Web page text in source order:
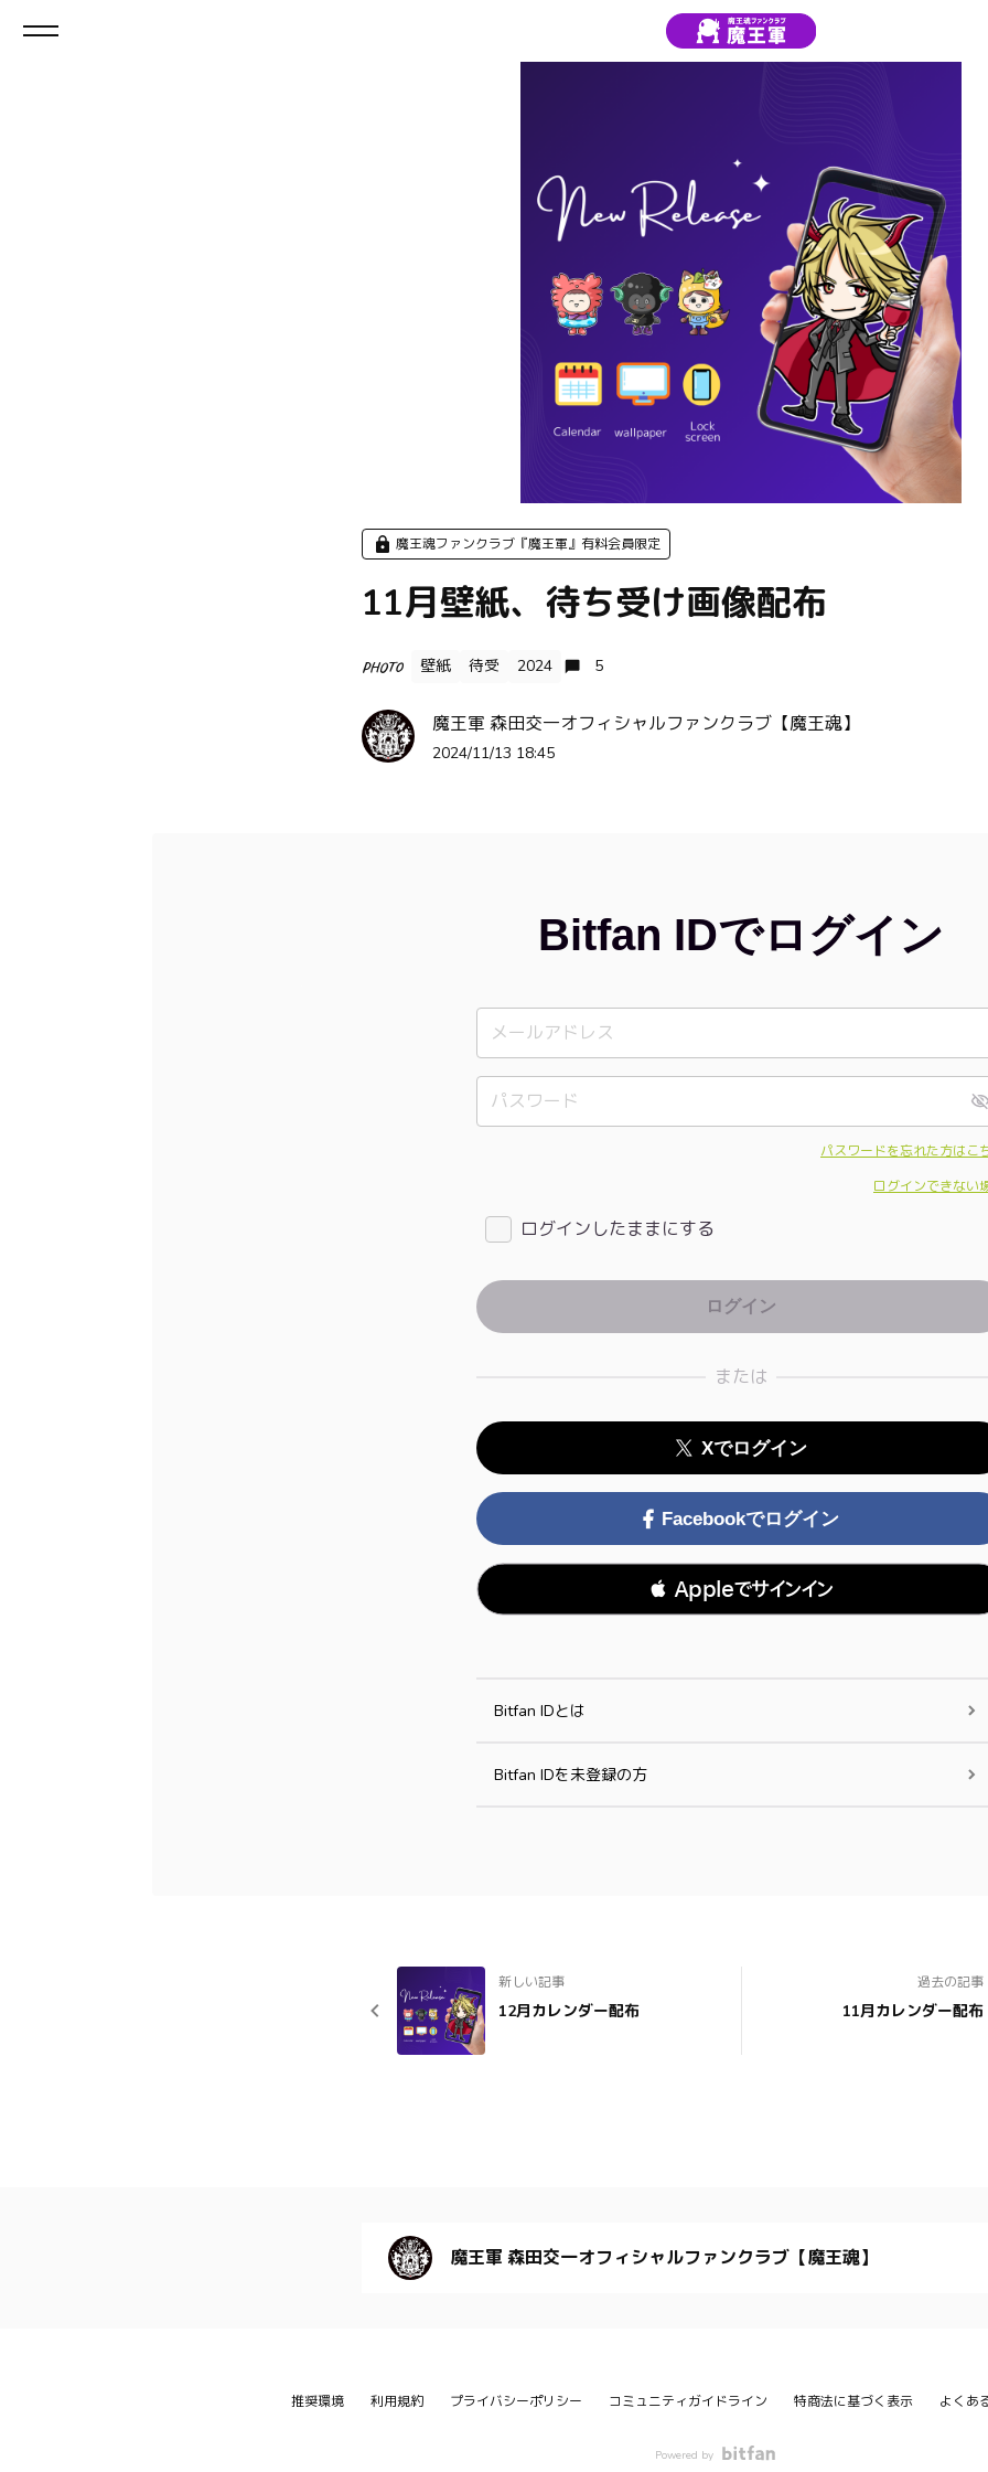
魔王魂ファンクラブ『魔王軍』有料会員限定
11月壁紙、待ち受け画像配布
PHOTO 壁紙 待受 2024 5
魔王軍 森田交一オフィシャルファンクラブ【魔王魂】
2024/11/13 18:45
Bitfan IDでログイン
パスワードを忘れた方はこ
ログインできない
ログインしたままにする
または
Xでログイン
Facebookでログイン
 Appleでサインイン
Bitfan IDとは
Bitfan IDを未登録の方
新しい記事
12月カレンダー配布
過去の記事
11月カレンダー配布
魔王軍 森田交一オフィシャルファンクラブ【魔王魂】
推奨環境 利用規約 プライバシーポリシー コミュニティガイドライン 特商法に基づく表示 よくあ
Powered by